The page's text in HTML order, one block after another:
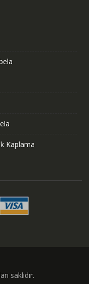
Kaplama
saklıdır.